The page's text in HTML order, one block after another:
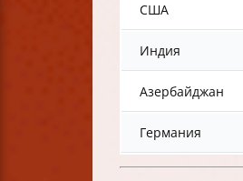
США
Индия
Азербайджан
Германия